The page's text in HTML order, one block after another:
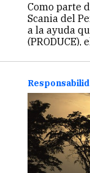
Como parte
Scania del
a la ayuda
Desarrollo